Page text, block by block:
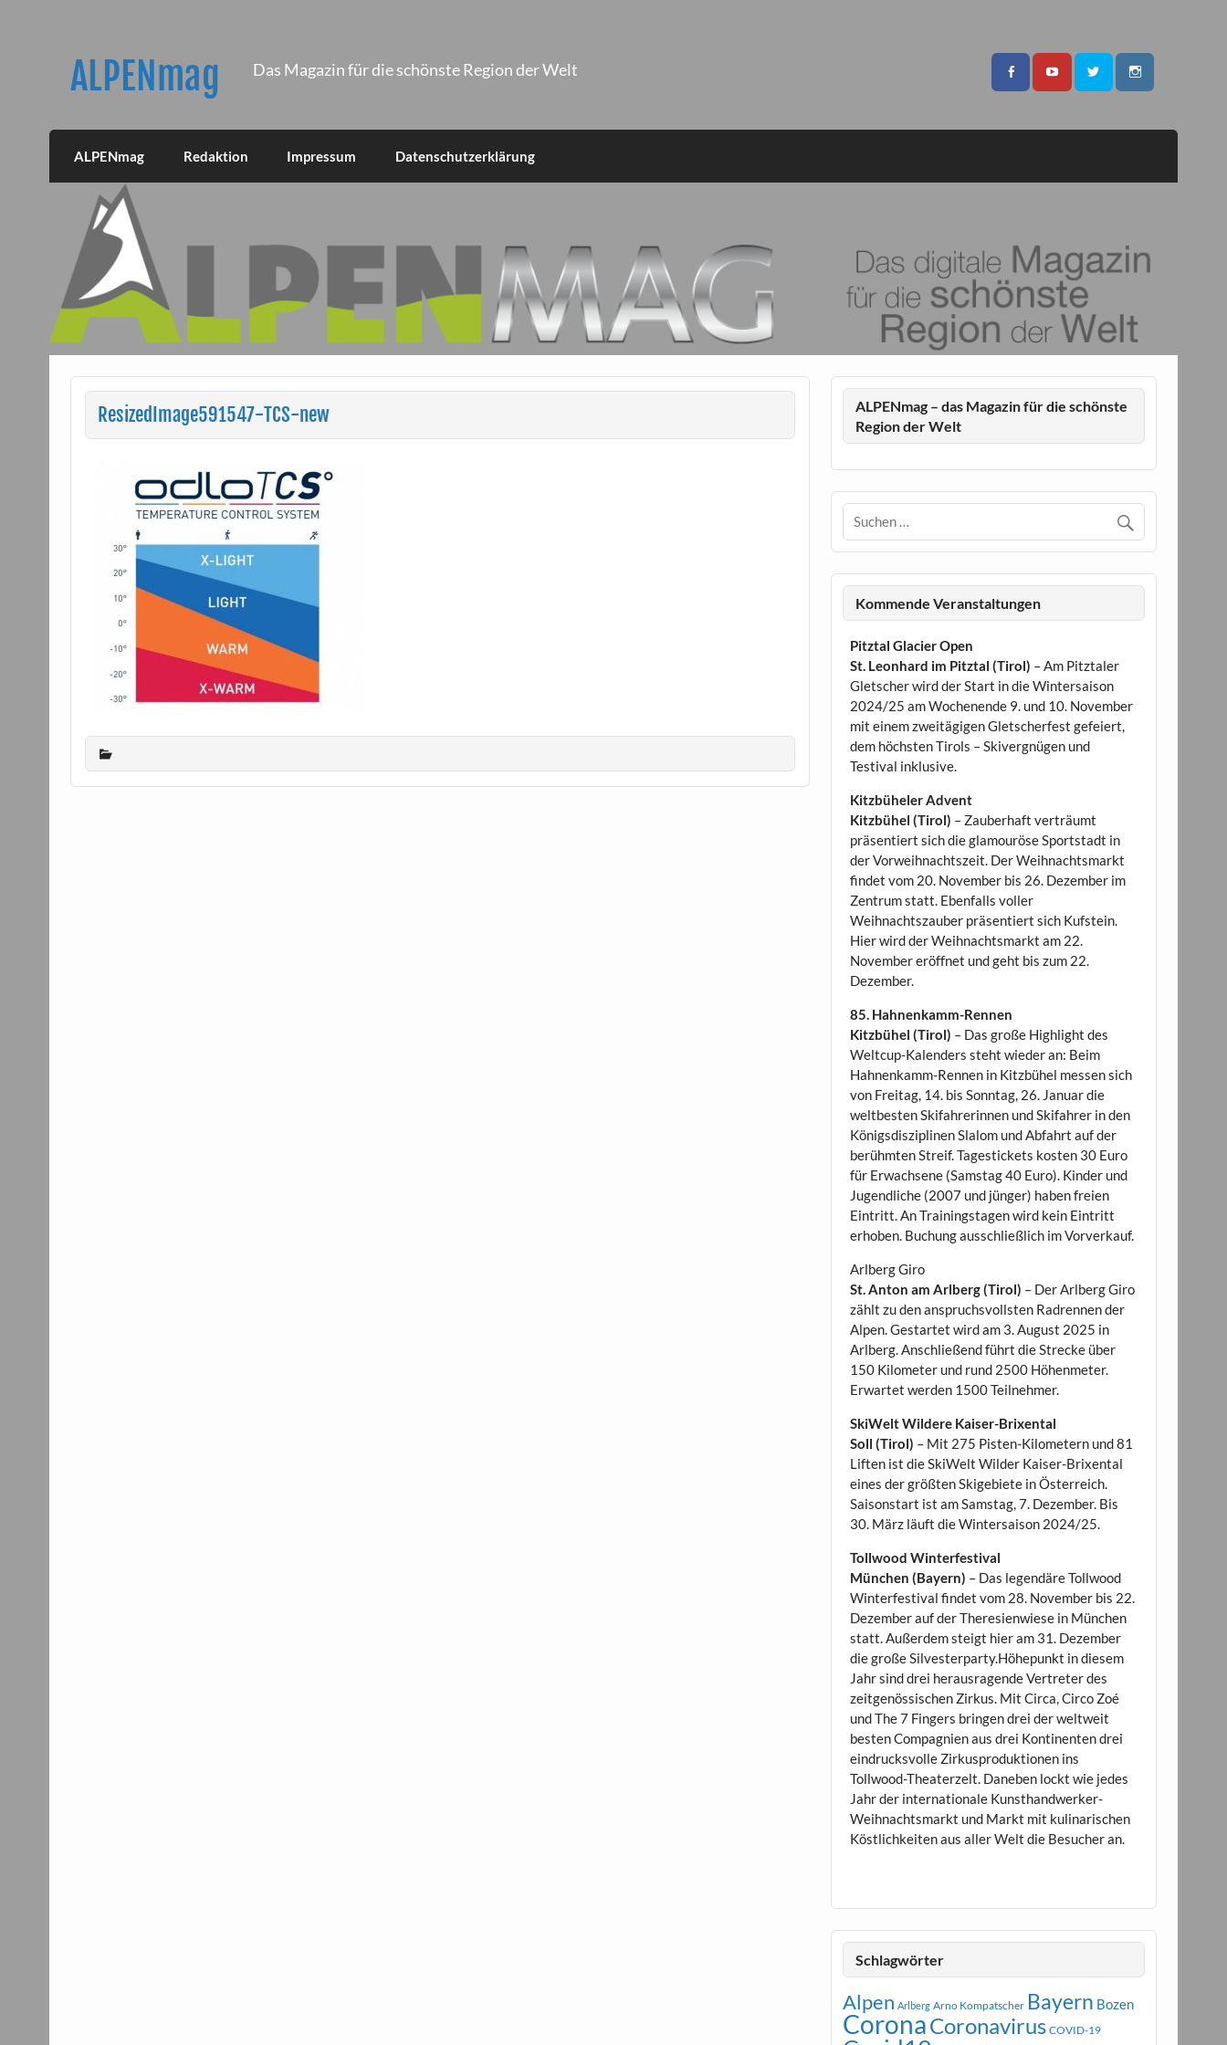
ALPENmag Das Magazin für die schönste Region der Welt
ALPENmag Redaktion Impressum Datenschutzerklärung
ResizedImage591547-TCS-new
ALPENmag – das Magazin für die schönste
Region der Welt
Kommende Veranstaltungen
Pitztal Glacier Open
St. Leonhard im Pitztal (Tirol) – Am Pitztaler
Gletscher wird der Start in die Wintersaison
2024/25 am Wochenende 9. und 10. November
mit einem zweitägigen Gletscherfest gefeiert,
dem höchsten Tirols – Skivergnügen und
Testival inklusive.
Kitzbüheler Advent
Kitzbühel (Tirol) – Zauberhaft verträumt
präsentiert sich die glamouröse Sportstadt in
der Vorweihnachtszeit. Der Weihnachtsmarkt
findet vom 20. November bis 26. Dezember im
Zentrum statt. Ebenfalls voller
Weihnachtszauber präsentiert sich Kufstein.
Hier wird der Weihnachtsmarkt am 22.
November eröffnet und geht bis zum 22.
Dezember.
85. Hahnenkamm-Rennen
Kitzbühel (Tirol) – Das große Highlight des
Weltcup-Kalenders steht wieder an: Beim
Hahnenkamm-Rennen in Kitzbühel messen sich
von Freitag, 14. bis Sonntag, 26. Januar die
weltbesten Skifahrerinnen und Skifahrer in den
Königsdisziplinen Slalom und Abfahrt auf der
berühmten Streif. Tagestickets kosten 30 Euro
für Erwachsene (Samstag 40 Euro). Kinder und
Jugendliche (2007 und jünger) haben freien
Eintritt. An Trainingstagen wird kein Eintritt
erhoben. Buchung ausschließlich im Vorverkauf.
Arlberg Giro
St. Anton am Arlberg (Tirol) – Der Arlberg Giro
zählt zu den anspruchsvollsten Radrennen der
Alpen. Gestartet wird am 3. August 2025 in
Arlberg. Anschließend führt die Strecke über
150 Kilometer und rund 2500 Höhenmeter.
Erwartet werden 1500 Teilnehmer.
SkiWelt Wildere Kaiser-Brixental
Soll (Tirol) – Mit 275 Pisten-Kilometern und 81
Liften ist die SkiWelt Wilder Kaiser-Brixental
eines der größten Skigebiete in Österreich.
Saisonstart ist am Samstag, 7. Dezember. Bis
30. März läuft die Wintersaison 2024/25.
Tollwood Winterfestival
München (Bayern) – Das legendäre Tollwood
Winterfestival findet vom 28. November bis 22.
Dezember auf der Theresienwiese in München
statt. Außerdem steigt hier am 31. Dezember
die große Silvesterparty.Höhepunkt in diesem
Jahr sind drei herausragende Vertreter des
zeitgenössischen Zirkus. Mit Circa, Circo Zoé
und The 7 Fingers bringen drei der weltweit
besten Compagnien aus drei Kontinenten drei
eindrucksvolle Zirkusproduktionen ins
Tollwood-Theaterzelt. Daneben lockt wie jedes
Jahr der internationale Kunsthandwerker-
Weihnachtsmarkt und Markt mit kulinarischen
Köstlichkeiten aus aller Welt die Besucher an.
Schlagwörter
Alpen Arlberg Arno Kompatscher Bayern Bozen
CoronaCoronavirus COVID-19